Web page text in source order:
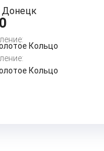
Донецк
Кольцо
Кольцо